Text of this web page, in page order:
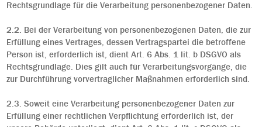
Rechtsgrundlage für die Verarbeitung personenbezogener Daten.
2.2. Bei der Verarbeitung von personenbezogenen Daten, die zur
Erfüllung eines Vertrages, dessen Vertragspartei die betroffene
Person ist, erforderlich ist, dient Art. 6 Abs. 1 lit. b DSGVO als
Rechtsgrundlage. Dies gilt auch für Verarbeitungsvorgänge, die
zur Durchführung vorvertraglicher Maßnahmen erforderlich sind.
2.3. Soweit eine Verarbeitung personenbezogener Daten zur
Erfüllung einer rechtlichen Verpflichtung erforderlich ist, der